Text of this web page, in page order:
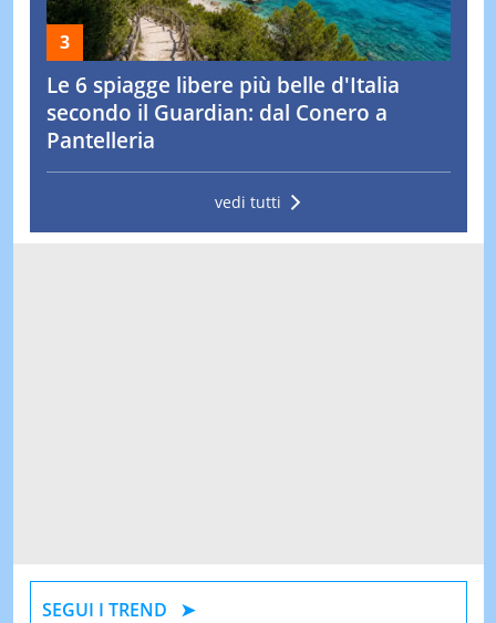
Le 6 spiagge libere più belle d'Italia
secondo il Guardian: dal Conero a
Pantelleria
vedi tutti
SEGUI I TREND